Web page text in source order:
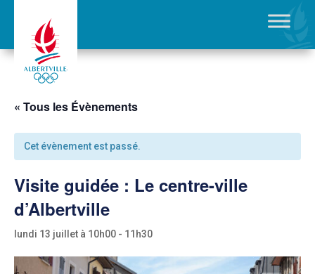
« Tous les Évènements
Cet évènement est passé.
Visite guidée : Le centre-ville
d’Albertville
lundi 13 juillet à 10h00 - 11h30